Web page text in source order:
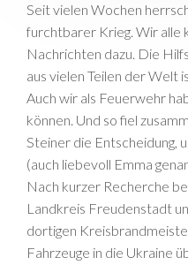
Seit vielen Wochen
furchtbarer Krieg. Wir alle
Nachrichten dazu. Die
aus vielen Teilen der Welt
Auch wir als Feuerwehr
können. Und so fiel
Steiner die Entscheidung,
(auch liebevoll Emma
Nach kurzer Recherche
Landkreis Freudenstadt
dortigen
Fahrzeuge in die Ukraine